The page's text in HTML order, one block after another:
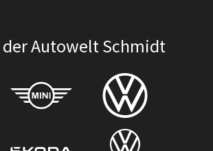
der Autowelt Schmidt